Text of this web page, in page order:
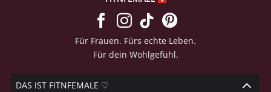
Für Frauen. Fürs echte Leben.
Für dein Wohlgefühl.
DAS IST FITNFEMALE ♡